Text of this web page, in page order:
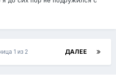
ДАЛЕЕ
1 из 2